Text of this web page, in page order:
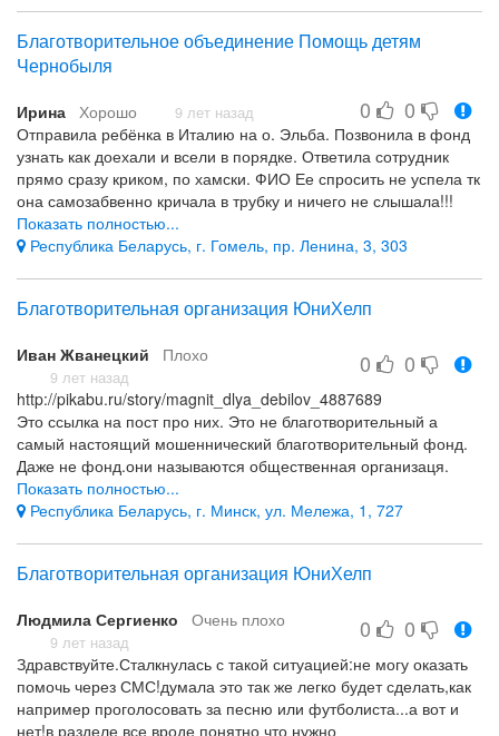
самостоятельно жизни - к адаптации детей, что несет за собой
огромные затраты как не материальные так и материальные.
убедилась - в актуальности помощи и решении проблем при
помощи фонда Белый Аист.
Открытость - прозрачность действий!
Благотворительное объединение Помощь детям
Чернобыля
Ирина Хорошо 9 лет назад 0 0
Отправила ребёнка в Италию на о. Эльба. Позвонила в фонд
узнать как доехали и всели в порядке. Ответила сотрудник
прямо сразу криком, по хамски. ФИО Ее спросить не успела тк
она самозабвенно кричала в трубку и ничего не слышала!!!
Вроде дама в возрасте, наверно та ,которой я паспорт
ребёнка относила!! Тк также кричала ,что очень занята, а я тут
сотрудникам в фонде не место!!!!
Показать полностью...
Республика Беларусь, г. Гомель, пр. Ленина, 3, 303
Благотворительная организация ЮниХелп
Иван Жванецкий Плохо
9 лет назад 0 0
http://pikabu.ru/story/magnit_dlya_debilov_4887689
Это ссылка на пост про них. Это не благотворительный а
самый настоящий мошеннический благотворительный фонд.
Даже не фонд.они называются общественная организаця.
Благотворительной они себя сами в уставе обозвали. Похоже
директор Зарецкий совсем обалдел. Что вытворяет.
Молодцы.деньги на детей больных собирают
И ведь бесконтрольно. Что хотят то и вытворя
Показать полностью...
Республика Беларусь, г. Минск, ул. Мележа, 1, 727
Благотворительная организация ЮниХелп
Людмила Сергиенко Очень плохо
9 лет назад 0 0
Здравствуйте.Сталкнулась с такой ситуацией:не могу оказать
помочь через СМС!думала это так же легко будет сделать,как
например проголосовать за песню или футболиста...а вот и
нет!в разделе все вроде понятно что нужно